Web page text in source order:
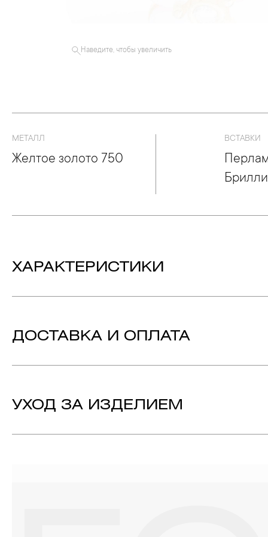
Наведите, чтобы увеличить
МЕТАЛЛ
Желтое золото 750
ВСТАВКИ
ХАРАКТЕРИСТИКИ
Бриллиант - Количество: 33,
ДОСТАВКА И ОПЛАТА
УХОД ЗА ИЗДЕЛИЕМ